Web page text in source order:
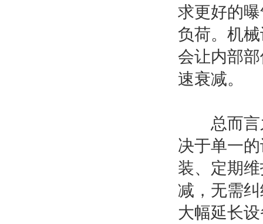
求更好的
负荷。机
会让内部
速衰减。
总而言之
决于单一
装、定期
减，无需
大幅延长